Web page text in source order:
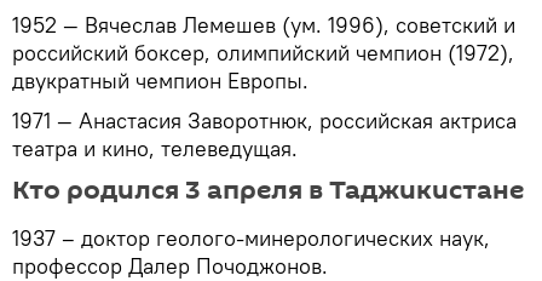
1952 — Вячеслав Лемешев (ум. 1996), советский и
российский боксер, олимпийский чемпион (1972),
двукратный чемпион Европы.
1971 — Анастасия Заворотнюк, российская актриса
театра и кино, телеведущая.
Кто родился 3 апреля в Таджикистане
1937 – доктор геолого-минерологических наук,
профессор Далер Почоджонов.